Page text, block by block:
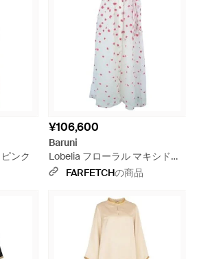
ンク
¥106,600
Baruni
Lobelia フローラル マキシドレ
ス - ホワイト
FARFETCHの商品